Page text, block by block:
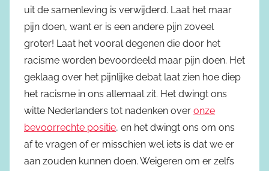
uit de samenleving is verwijderd. Laat het maar
pijn doen, want er is een andere pijn zoveel
groter! Laat het vooral degenen die door het
racisme worden bevoordeeld maar pijn doen. Het
geklaag over het pijnlijke debat laat zien hoe diep
het racisme in ons allemaal zit. Het dwingt ons
witte Nederlanders tot nadenken over onze
bevoorrechte positie, en het dwingt ons om ons
af te vragen of er misschien wel iets is dat we er
aan zouden kunnen doen. Weigeren om er zelfs